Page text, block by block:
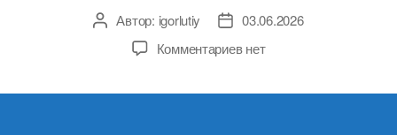
Автор
записи
Автор: igorlutiy
Дата03.06.2026
Комментариевк
нет